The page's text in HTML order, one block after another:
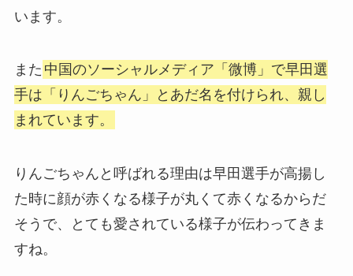
います。
また 中国のソーシャルメディア「微博」で早田選
手は「りんごちゃん」とあだ名を付けられ、親し
まれています。
りんごちゃんと呼ばれる理由は早田選手が高揚し
た時に顔が赤くなる様子が丸くて赤くなるからだ
そうで、とても愛されている様子が伝わってきま
すね。